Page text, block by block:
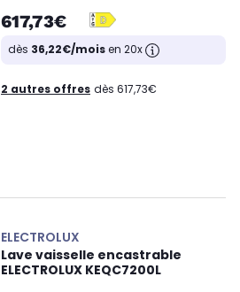
617,73€
dès 36,22€/moisen 20x
2 autres offres dès 617,73€
ELECTROLUX
Lave vaisselle encastrable
ELECTROLUX KEQC7200L